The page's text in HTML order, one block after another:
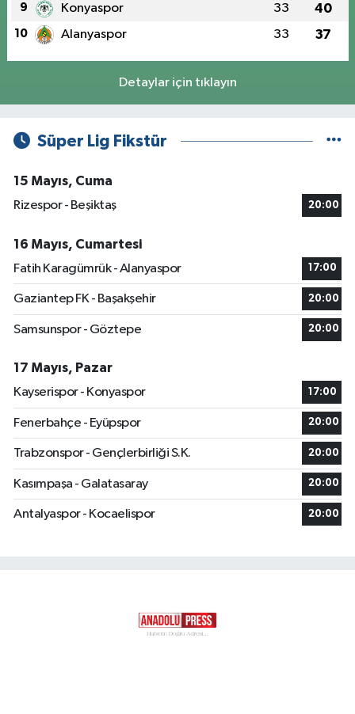
9 Konyaspor 33 40
10 Alanyaspor 33 37
Detaylar için tıklayın
Süper Lig Fikstür
15 Mayıs, Cuma
Rizespor - Beşiktaş
20:00
16 Mayıs, Cumartesi
Fatih Karagümrük - Alanyaspor
17:00
Gaziantep FK - Başakşehir 20:00
Samsunspor - Göztepe 20:00
17 Mayıs, Pazar
Kayserispor - Konyaspor
17:00
Fenerbahçe - Eyüpspor 20:00
Trabzonspor - Gençlerbirliği S.K. 20:00
Kasımpaşa - Galatasaray 20:00
Antalyaspor - Kocaelispor 20:00